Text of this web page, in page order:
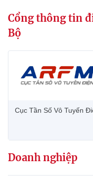
Cổng thông tin
Bộ
Cục Tần Số Vô Tuyến
Doanh nghiệp